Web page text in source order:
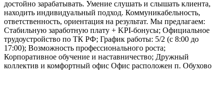
достойно зарабатывать. Умение слушать и слышать клиента,
находить индивидуальный подход. Коммуникабельность,
ответственность, ориентация на результат. Мы предлагаем:
Стабильную заработную плату + KPI-бонусы; Официальное
трудоустройство по ТК РФ; График работы: 5/2 (с 8:00 до
17:00); Возможность профессионального роста;
Корпоративное обучение и наставничество; Дружный
коллектив и комфортный офис Офис расположен п. Обухово